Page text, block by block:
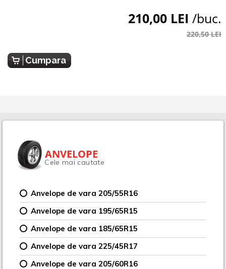
210,00 LEI /buc.
220,50 LEI
Cumpara
ANVELOPE
Cele mai cautate
Anvelope de vara 205/55R16
Anvelope de vara 195/65R15
Anvelope de vara 185/65R15
Anvelope de vara 225/45R17
Anvelope de vara 205/60R16